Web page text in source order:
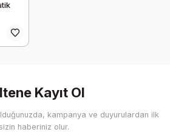
Kayıt Ol
kampanya ve duyurulardan ilk
sizin haberiniz olur.